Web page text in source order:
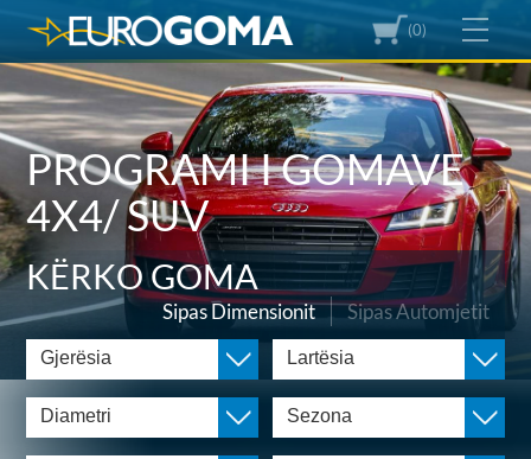
(0)
PROGRAMI I GOMAVE
4X4/ SUV
KËRKO GOMA
Sipas Dimensionit Sipas Automjetit
Gjerësia Lartësia
Diametri Sezona